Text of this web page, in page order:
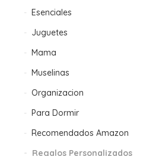
Esenciales
Juguetes
Mama
Muselinas
Organizacion
Para Dormir
Recomendados Amazon
Regalos Personalizados